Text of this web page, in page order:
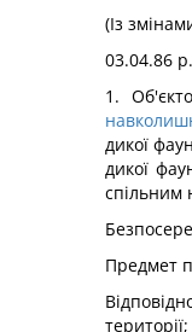
(Із
03.04.86
1.
дикої
дикої
спільним
Предмет